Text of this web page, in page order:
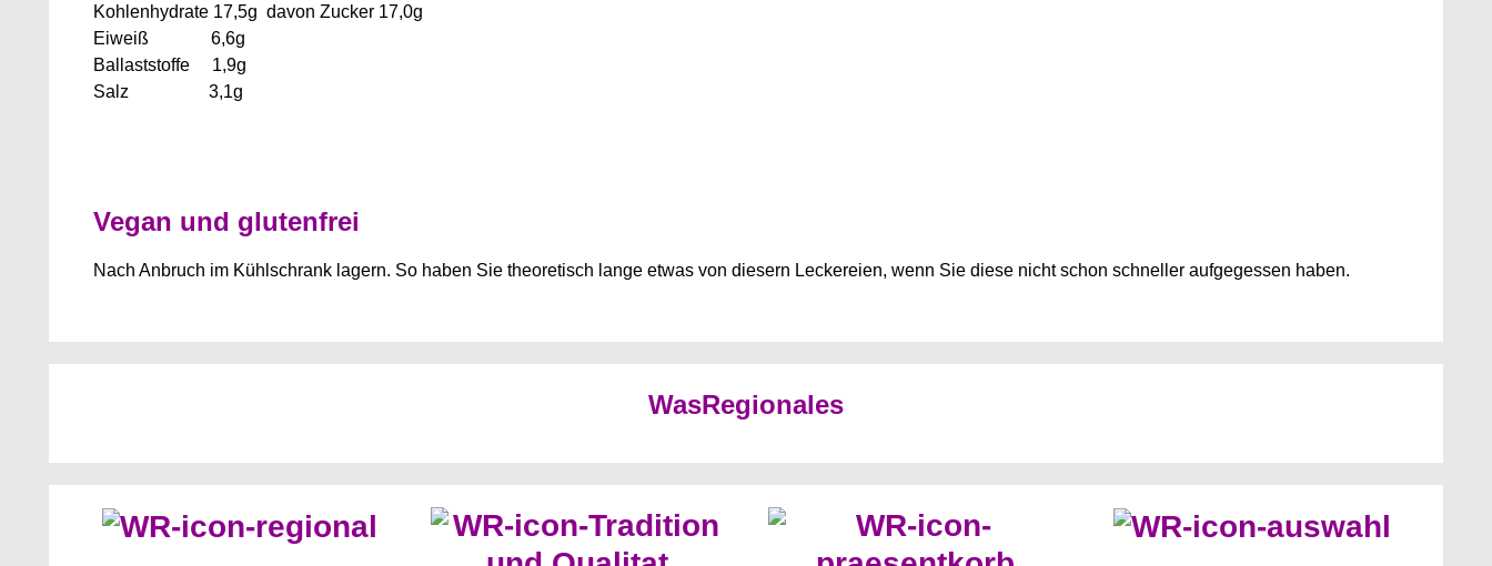
Kohlenhydrate 17,5g davon Zucker 17,0g
Eiweiß 6,6g
Ballaststoffe 1,9g
Salz 3,1g
Vegan und glutenfrei
Nach Anbruch im Kühlschrank lagern. So haben Sie theoretisch lange etwas von diesern Leckereien, wenn Sie diese nicht schon schneller aufgegessen haben.
WasRegionales